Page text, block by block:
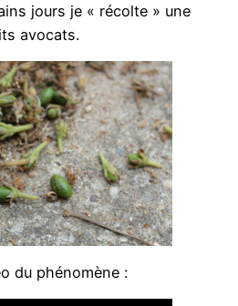
jours je « récolte » une
avocats.
du phénomène :